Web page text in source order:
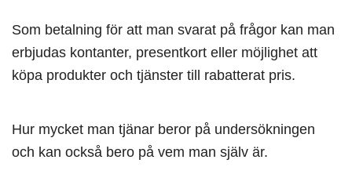
Som betalning för att man svarat på frågor kan man
erbjudas kontanter, presentkort eller möjlighet att
köpa produkter och tjänster till rabatterat pris.
Hur mycket man tjänar beror på undersökningen
och kan också bero på vem man själv är.